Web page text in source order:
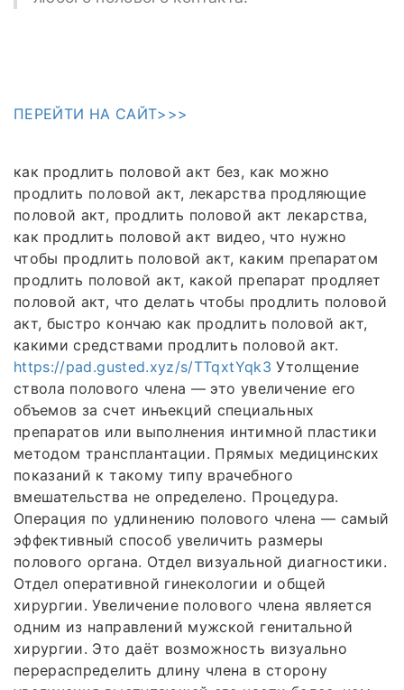
ПЕРЕЙТИ НА САЙТ>>>
как продлить половой акт без, как можно
продлить половой акт, лекарства продляющие
половой акт, продлить половой акт лекарства,
как продлить половой акт видео, что нужно
чтобы продлить половой акт, каким препаратом
продлить половой акт, какой препарат продляет
половой акт, что делать чтобы продлить половой
акт, быстро кончаю как продлить половой акт,
какими средствами продлить половой акт.
https://pad.gusted.xyz/s/TTqxtYqk3 Утолщение
ствола полового члена — это увеличение его
объемов за счет инъекций специальных
препаратов или выполнения интимной пластики
методом трансплантации. Прямых медицинских
показаний к такому типу врачебного
вмешательства не определено. Процедура.
Операция по удлинению полового члена — самый
эффективный способ увеличить размеры
полового органа. Отдел визуальной диагностики.
Отдел оперативной гинекологии и общей
хирургии. Увеличение полового члена является
одним из направлений мужской генитальной
хирургии. Это даёт возможность визуально
перераспределить длину члена в сторону